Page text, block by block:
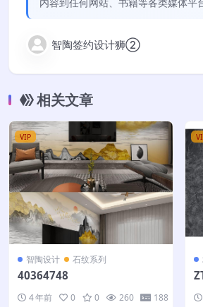
智陶签约设计狮②
相关文章
VIP
智陶设计 石纹系列
40364748
4 年前 0 0 260 188